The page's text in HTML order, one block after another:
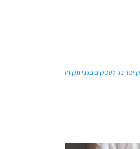
קייטרינג לעסקים בגני תקווה